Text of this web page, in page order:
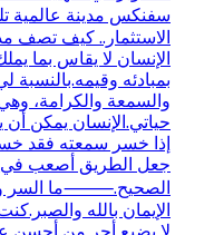
سفنكس مدينة
الاستثمار.. كيف تصف
الإنسان لا يقاس بما
بمبادئه
والسمعة والكرامة،
حياتي.الإنسان يمكن
إذا خسر سمعته فقد
جعل الطريق أصعب في
الصحيح.⸻ما السر
الإيمان بالله